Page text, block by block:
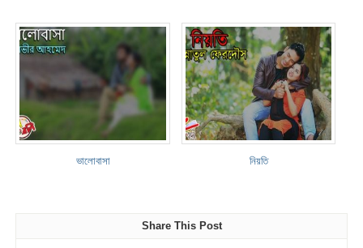
ভালোবাসা নিয়তি
Share This Post